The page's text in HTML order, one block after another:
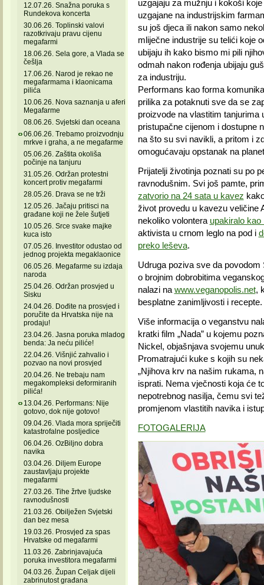
12.07.26. Snažna poruka s
Rundekova koncerta
30.06.26. Toplinski valovi
razotkrivaju pravu cijenu
megafarmi
18.06.26. Sela gore, a Vlada se
češlja
17.06.26. Narod je rekao ne
megafarmama i klaonicama
pilića
10.06.26. Nova saznanja u aferi
Megafarme
08.06.26. Svjetski dan oceana
06.06.26. Trebamo proizvodnju
mrkve i graha, a ne megafarme
05.06.26. Zaštita okoliša
počinje na tanjuru
31.05.26. Održan protestni
koncert protiv megafarmi
28.05.26. Drava se ne trži
12.05.26. Jačaju pritisci na
građane koji ne žele šutjeti
10.05.26. Srce svake majke
kuca isto
07.05.26. Investitor odustao od
jednog projekta megaklaonice
06.05.26. Megafarme su izdaja
naroda
25.04.26. Održan prosvjed u
Sisku
24.04.26. Dođite na prosvjed i
poručite da Hrvatska nije na
prodaju!
23.04.26. Jasna poruka mladog
benda: Ja neću piliće!
22.04.26. Višnjić zahvalio i
pozvao na novi prosvjed
20.04.26. Ne trebaju nam
megakompleksi deformiranih
pilića!
13.04.26. Performans: Nije
gotovo, dok nije gotovo!
09.04.26. Vlada mora spriječiti
katastrofalne posljedice
06.04.26. OzBiljno dobra
navika
03.04.26. Diljem Europe
zaustavljaju projekte
megafarmi
27.03.26. Tihe žrtve ljudske
ravnodušnosti
21.03.26. Obilježen Svjetski
dan bez mesa
19.03.26. Prosvjed za spas
Hrvatske od megafarmi
11.03.26. Zabrinjavajuća
poruka investitora megafarmi
04.03.26. Župan Celjak dijeli
zabrinutost građana
uzgajaju za mužnju i kokoši
uzgajane na industrijskim
su još djeca ili nakon samo
mliječne industrije su telići koje
ubijaju ih kako bismo mi pili
odmah nakon rođenja ubijaju
za industriju.
Performans kao forma
prilika za potaknuti sve da se
proizvode na vlastitim
pristupačne cijenom i dostupne
na što su svi navikli, a pritom i
omogućavaju opstanak na
Prijatelji životinja poznati su po
ravnodušnim. Svi još pamte,
zatvorio na 24 sata u kavez
život provedu u kavezu veličine
nekoliko volontera upakiralo
aktivista u crnom leglo na pod i
preko leševa.
Udruga poziva sve da
o brojnim dobrobitima
nalazi na www.veganopolis.net,
besplatne zanimljivosti i recepte.
Više informacija o veganstvu
kratki film „Nada” u kojemu
Nickel, objašnjava svojemu
Promatrajući kuke s kojih su
„Njihova krv na našim rukama,
isprati. Nema vječnosti koja će
nepotrebnog nasilja, čemu svi
promjenom vlastitih navika i
FOTOGALERIJA